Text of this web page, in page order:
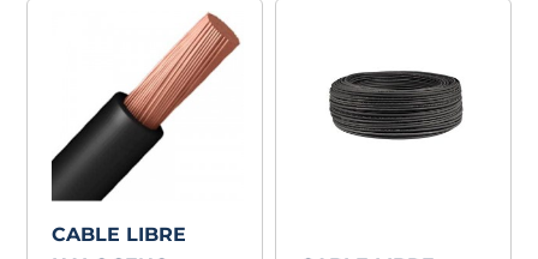
CABLE LIBRE